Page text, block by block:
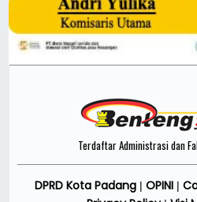
Terdaftar Administrasi dan
DPRD Kota Padang| OPINI